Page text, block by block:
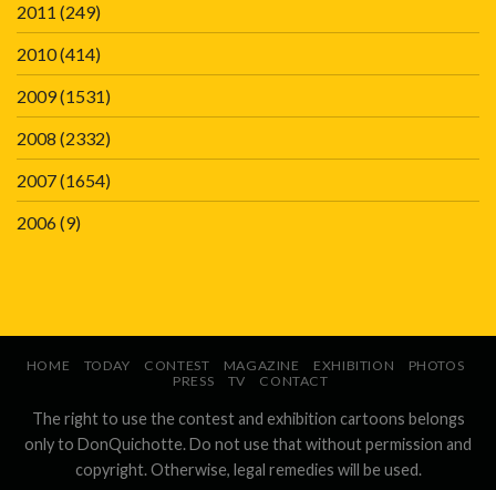
2011 (249)
2010(414)
2009(1531)
2008 (2332)
2007(1654)
2006(9)
HOME TODAY CONTEST MAGAZINE EXHIBITION
PHOTOS
PRESS
TV CONTACT
The right to use the contest and exhibition cartoons belongs
only to DonQuichotte. Do not use that without permission and
copyright. Otherwise, legal remedies will be used.